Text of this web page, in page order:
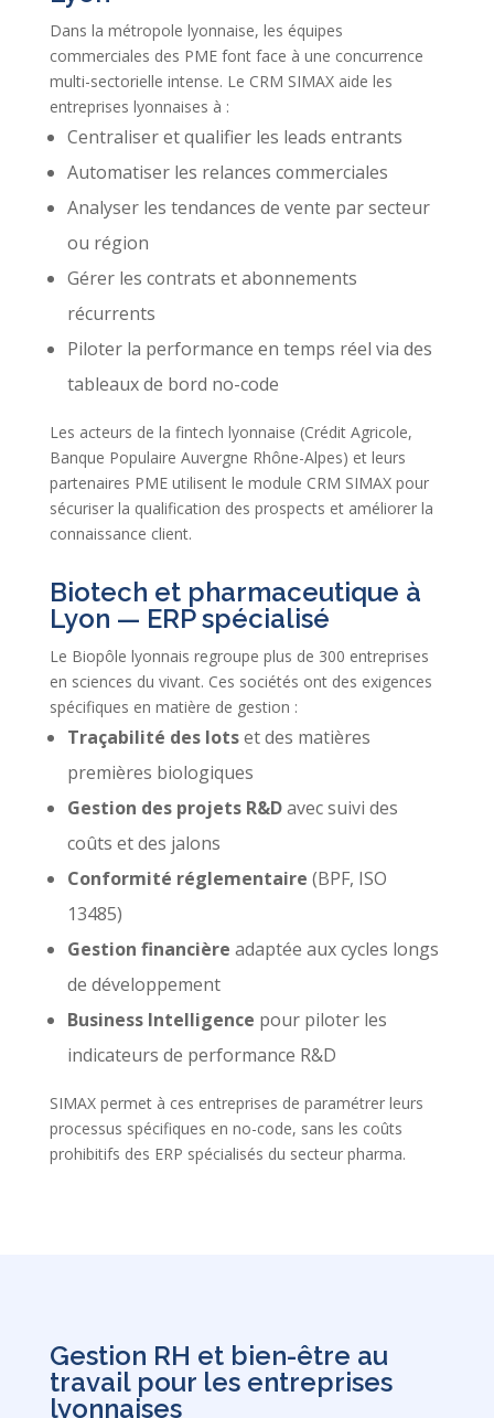
Dans la métropole lyonnaise, les équipes
commerciales des PME font face à une concurrence
multi-sectorielle intense. Le CRM SIMAX aide les
entreprises lyonnaises à :
Centraliser et qualifier les leads entrants
Automatiser les relances commerciales
Analyser les tendances de vente par secteur
ou région
Gérer les contrats et abonnements
récurrents
Piloter la performance en temps réel via des
tableaux de bord no-code
Les acteurs de la fintech lyonnaise (Crédit Agricole,
Banque Populaire Auvergne Rhône-Alpes) et leurs
partenaires PME utilisent le module CRM SIMAX pour
sécuriser la qualification des prospects et améliorer la
connaissance client.
Biotech et pharmaceutique à
Lyon — ERP spécialisé
Le Biopôle lyonnais regroupe plus de 300 entreprises
en sciences du vivant. Ces sociétés ont des exigences
spécifiques en matière de gestion :
Traçabilité des lotset des matières
premières biologiques
Gestion des projets R&Davec suivi des
coûts et des jalons
Conformité réglementaire (BPF, ISO
13485)
Gestion financière adaptée aux cycles longs
de développement
Business Intelligence pour piloter les
indicateurs de performance R&D
SIMAX permet à ces entreprises de paramétrer leurs
processus spécifiques en no-code, sans les coûts
prohibitifs des ERP spécialisés du secteur pharma.
Gestion RH et bien-être au
travail pour les entreprises
lyonnaises